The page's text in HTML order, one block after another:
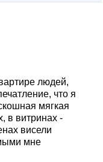
людей,
что я
мягкая
в витринах -
висели
мне